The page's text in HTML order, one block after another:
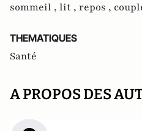
sommeil , lit , repos ,
THEMATIQUES
Santé
A PROPOS DES